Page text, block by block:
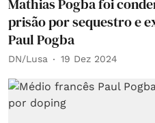
prisão por sequestro e
Paul Pogba
DN/Lusa 19 Dez 2024